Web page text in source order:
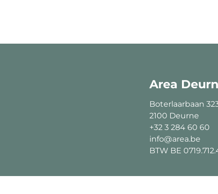
Area
Boterlaarbaan
2100 Deurne
+32 3 284 60 60
info@area.be
BTW BE